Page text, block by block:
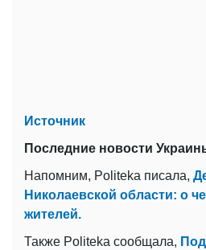
Источник
Последние новости
Напомним, Politeka писала,
Николаевской области: о
жителей.
Также Politeka сообщала,